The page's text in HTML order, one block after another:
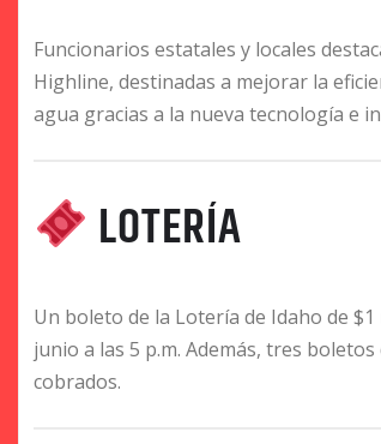
Funcionarios estatales y locales
Highline, destinadas a mejorar la
agua gracias a la nueva tecnología e
LOTERÍA
Un boleto de la Lotería de Idaho de
junio a las 5 p.m. Además, tres
cobrados.